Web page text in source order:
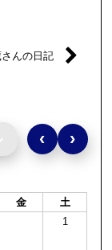
んの日記
‹ ›
金
土
1